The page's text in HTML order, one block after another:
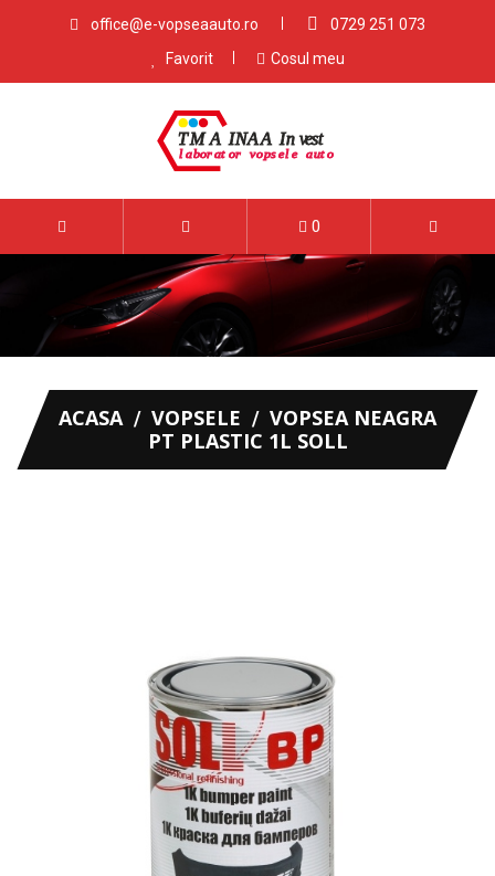
office@e-vopseaauto.ro
0729 251 073
Favorit
Cosul meu
0
ACASA VOPSELE
VOPSEA NEAGRA
PT PLASTIC 1L SOLL